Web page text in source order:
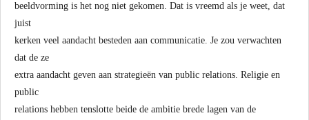
beeldvorming is het nog niet gekomen. Dat is vreemd als je weet, dat
juist
kerken veel aandacht besteden aan communicatie. Je zou verwachten
dat de ze
extra aandacht geven aan strategieën van public relations. Religie en
public
relations hebben tenslotte beide de ambitie brede lagen van de